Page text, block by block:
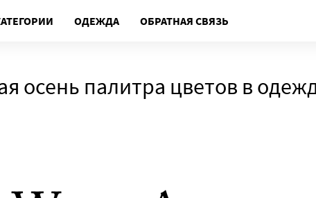
ОДЕЖДА ОБРАТНАЯ СВЯЗЬ
осень палитра цветов в